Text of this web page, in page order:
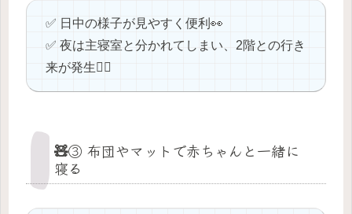
✅ 日中の様子が見やすく便利👀
✅ 夜は主寝室と分かれてしまい、2階との行き
来が発生🚶‍♀️
🧸③ 布団やマットで赤ちゃんと一緒に
寝る